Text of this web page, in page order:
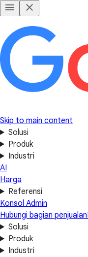
Skip to main content
Solusi
Produk
Industri
AI
Harga
Referensi
Konsol Admin
Hubungi bagian penjualan
Solusi
Produk
Industri